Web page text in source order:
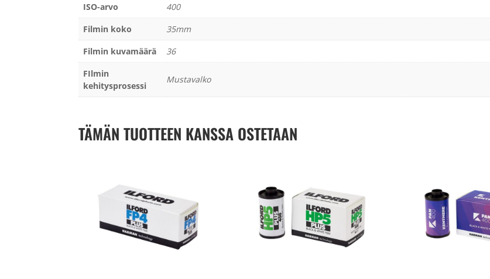
ISO-arvo
400
Filmin koko
35mm
Filmin kuvamäärä
36
FIlmin
kehitysprosessi
Mustavalko
TÄMÄN TUOTTEEN KANSSA OSTETAAN